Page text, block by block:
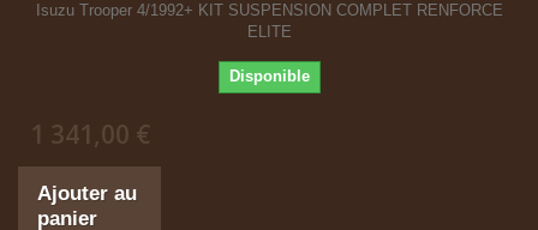
Isuzu Trooper 4/1992+ KIT SUSPENSION COMPLET RENFORCE
ELITE
Disponible
1 341,00 €
Ajouter au
panier